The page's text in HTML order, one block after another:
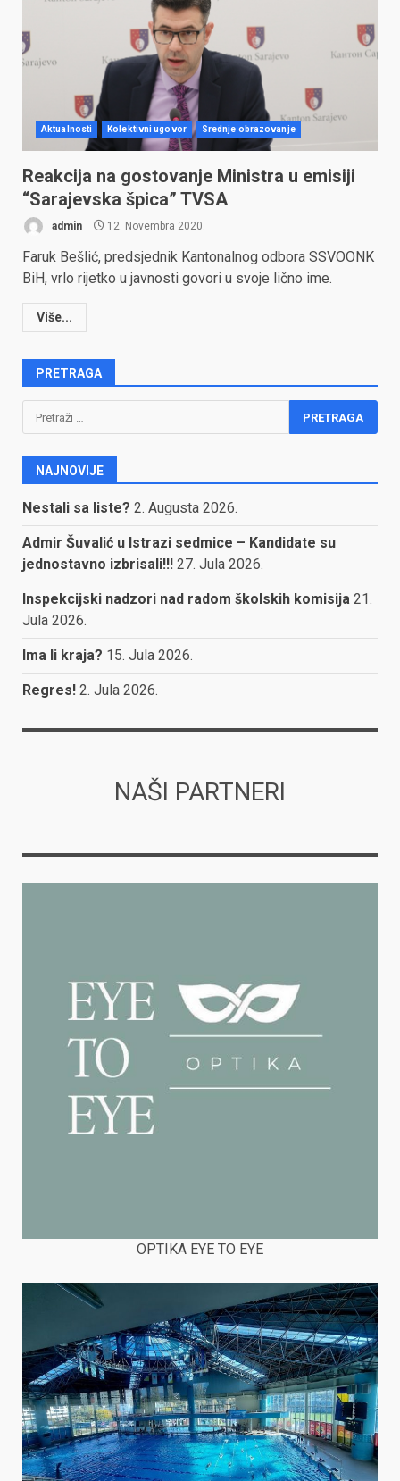
Aktualnosti Kolektivni ugovor Srednje obrazovanje
Reakcija na gostovanje Ministra u emisiji
“Sarajevska špica” TVSA
admin 12. Novembra 2020.
Faruk Bešlić, predsjednik Kantonalnog odbora SSVOONK
BiH, vrlo rijetko u javnosti govori u svoje lično ime.
Više...
PRETRAGA
Pretraga:
NAJNOVIJE
Nestali sa liste? 2. Augusta 2026.
Admir Šuvalić u Istrazi sedmice – Kandidate su
jednostavno izbrisali!!! 27. Jula 2026.
Inspekcijski nadzori nad radom školskih komisija 21.
Jula 2026.
Ima li kraja? 15. Jula 2026.
Regres! 2. Jula 2026.
NAŠI PARTNERI
OPTIKA EYE TO EYE